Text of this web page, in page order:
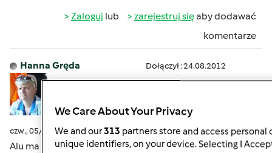
Zaloguj lub zarejestruj sięaby dodawać
komentarze
Hanna Gręda Dołączył : 24.08.2012
czw., 05/07/2015 - 17:35
#7
Alu ma źle leczone zapalenie oskrzeli które padło na serce
We Care About Your Privacy
We and our313 partners store and access personal
unique identifiers, on your device. Selecting I